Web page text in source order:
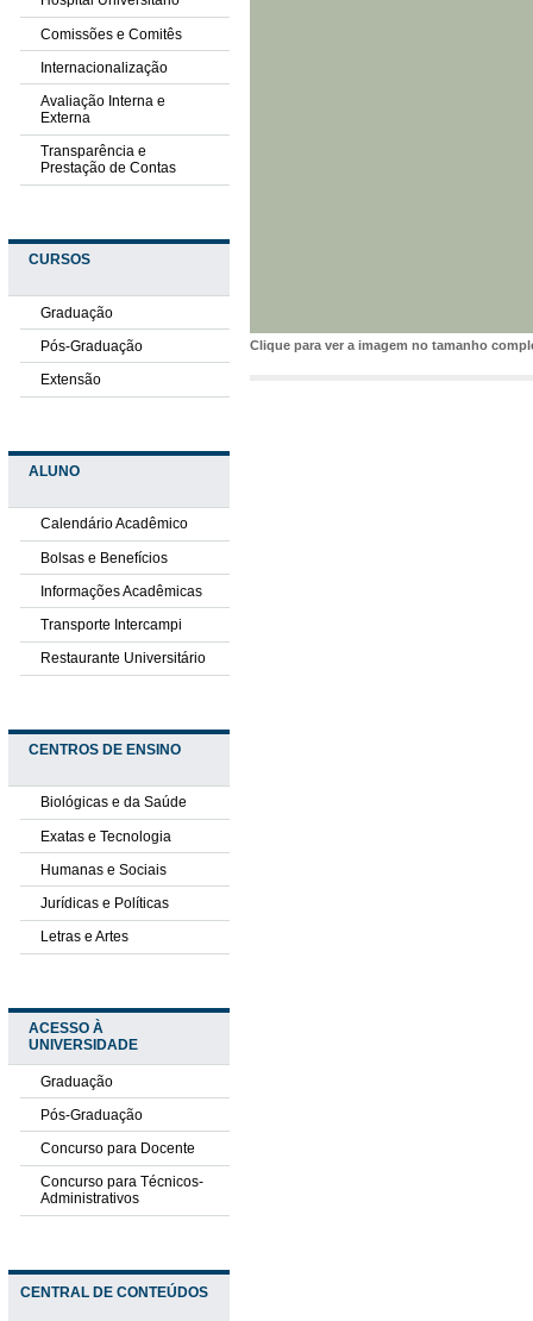
Comissões e Comitês
Internacionalização
Avaliação Interna e
Externa
Transparência e
Prestação de Contas
CURSOS
Graduação
Pós-Graduação
Extensão
ALUNO
Calendário Acadêmico
Bolsas e Benefícios
Informações Acadêmicas
Transporte Intercampi
Restaurante Universitário
CENTROS DE ENSINO
Biológicas e da Saúde
Exatas e Tecnologia
Humanas e Sociais
Jurídicas e Políticas
Letras e Artes
ACESSO À
UNIVERSIDADE
Graduação
Pós-Graduação
Concurso para Docente
Concurso para Técnicos-
Administrativos
CENTRAL DE CONTEÚDOS
Clique para ver a imagem no tamanho